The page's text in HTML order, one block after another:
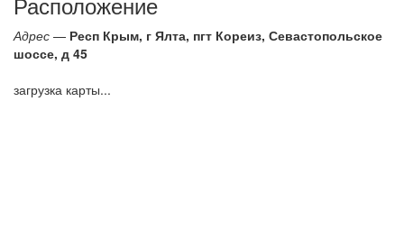
Адрес — Респ Крым, г Ялта, пгт Кореиз, Севастопольское
шоссе, д 45
загрузка карты...